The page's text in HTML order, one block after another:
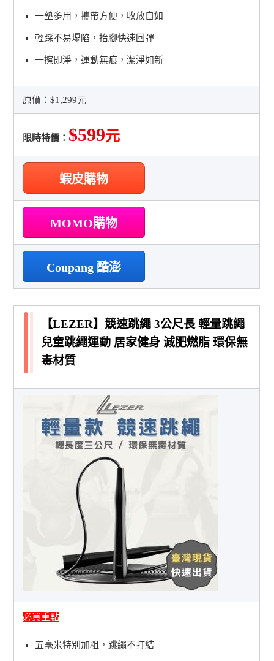
一墊多用，攜帶方便，收放自如
輕踩不易塌陷，抬腳快速回彈
一擦即淨，運動無痕，潔淨如新
原價：$1,299元
限時特價： $599元
蝦皮購物
MOMO購物
Coupang 酷澎
【LEZER】競速跳繩 3公尺長 輕量跳繩
兒童跳繩運動 居家健身 減肥燃脂 環保無
毒材質
必買重點
五毫米特別加粗，跳繩不打結